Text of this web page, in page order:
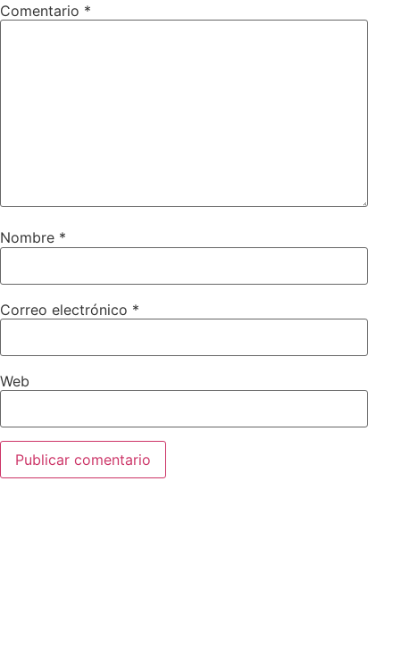
Comentario *
Nombre *
Correo electrónico *
Web